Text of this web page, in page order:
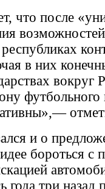
что после
в них
футбольного
и о
бороться с
три назад